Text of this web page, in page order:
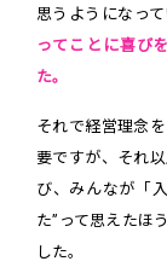
思うようになっ
ってことに喜び
た。
それで経営理念
要ですが、それ
び、みんなが「
た”って思えたほ
した。